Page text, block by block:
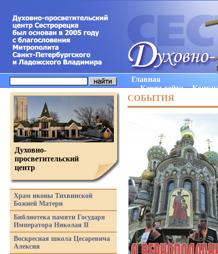
Главная
Карта сайта
СОБЫТИЯ
Духовно-
просветительский
центр
Храм иконы Тихвинской
Божией Матери
Библиотека памяти Государя
Императора Николая II
Воскресная школа Цесаревича
Алексия